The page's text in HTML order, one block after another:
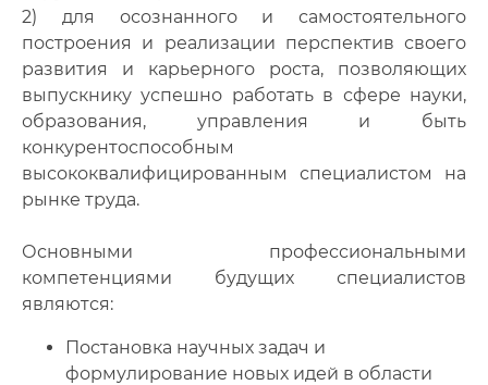
2) для осознанного и самостоятельного
построения и реализации перспектив своего
развития и карьерного роста, позволяющих
выпускнику успешно работать в сфере науки,
образования, управления и быть
конкурентоспособным
высококвалифицированным специалистом на
рынке труда.
Основными профессиональными
компетенциями будущих специалистов
являются:
Постановка научных задач и
формулирование новых идей в области